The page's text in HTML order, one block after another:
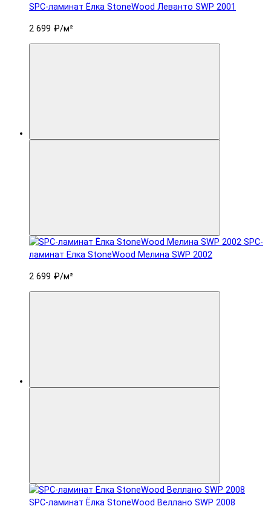
SPC-ламинат Ëлка StoneWood Леванто SWP 2001
2 699 ₽/м²
SPC-
ламинат Ëлка StoneWood Мелина SWP 2002
2 699 ₽/м²
SPC-ламинат Ëлка StoneWood Веллано SWP 2008